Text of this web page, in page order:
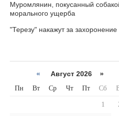
Муромлянин, покусанный
морального ущерба
"Терезу" накажут за
« Август 2026 »
Пн Вт Ср Чт Пт Сб
1